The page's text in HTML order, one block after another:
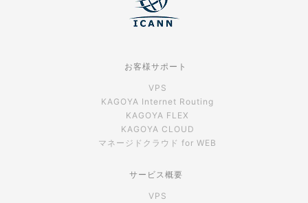
お客様サポート
VPS
KAGOYA Internet Routing
KAGOYA FLEX
KAGOYA CLOUD
マネージドクラウド for WEB
サービス概要
VPS